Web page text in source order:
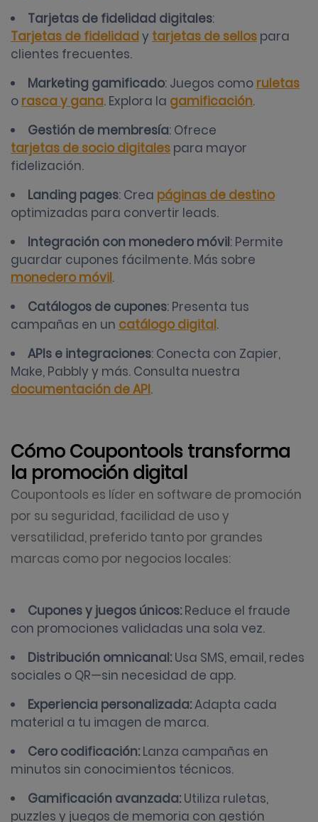
Tarjetas de fidelidad digitales:
Tarjetas de fidelidady tarjetas de sellos para
clientes frecuentes.
Marketing gamificado: Juegos como ruletas
o rasca y gana. Explora la gamificación.
Gestión de membresía: Ofrece
tarjetas de socio digitales para mayor
fidelización.
Landing pages: Crea páginas de destino
optimizadas para convertir leads.
Integración con monedero móvil: Permite
guardar cupones fácilmente. Más sobre
monedero móvil.
Catálogos de cupones: Presenta tus
campañas en un catálogo digital.
APIs e integraciones: Conecta con Zapier,
Make, Pabbly y más. Consulta nuestra
documentación de API.
Cómo Coupontools transforma
la promoción digital
Coupontools es líder en software de promoción
por su seguridad, facilidad de uso y
versatilidad, preferido tanto por grandes
marcas como por negocios locales:
Cupones y juegos únicos: Reduce el fraude
con promociones validadas una sola vez.
Distribución omnicanal: Usa SMS, email, redes
sociales o QR—sin necesidad de app.
Experiencia personalizada:Adapta cada
material a tu imagen de marca.
Cero codificación: Lanza campañas en
minutos sin conocimientos técnicos.
Gamificación avanzada: Utiliza ruletas,
puzzles y juegos de memoria con gestión